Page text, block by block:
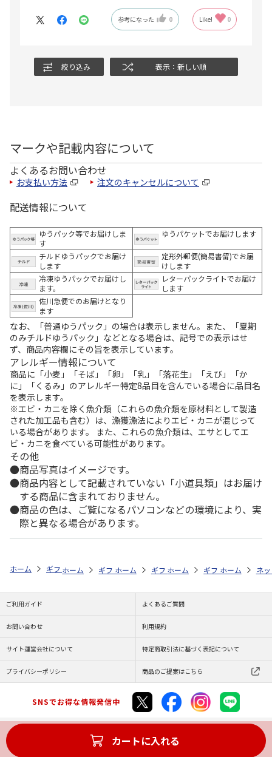
参考になった 0 Like! 0
絞り込み 表示：新しい順
マークや記載内容について
よくあるお問い合わせ
お支払い方法 注文のキャンセルについて
配送情報について
ゆうパック等でお届けしま
す
ゆうパケットでお届けします
チルドゆうパックでお届け
します
定形外郵便(簡易書留)でお届
けします
冷凍ゆうパックでお届けし
ます。
レターパックライトでお届け
します
佐川急便でのお届けとなり
ます
なお、「普通ゆうパック」の場合は表示しません。また、「夏期
のみチルドゆうパック」などとなる場合は、記号での表示はせ
ず、商品内容欄にその旨を表示しています。
アレルギー情報について
商品に「小麦」「そば」「卵」「乳」「落花生」「えび」「か
に」「くるみ」のアレルギー特定8品目を含んでいる場合に品目名
を表示します。
※エビ・カニを除く魚介類（これらの魚介類を原材料として製造
された加工品も含む）は、漁獲漁法によりエビ・カニが混じって
いる場合があります。 また、これらの魚介類は、エサとしてエ
ビ・カニを食べている可能性があります。
その他
商品写真はイメージです。
商品内容として記載されていない「小道具類」はお届け
する商品に含まれておりません。
商品の色は、ご覧になるパソコンなどの環境により、実
際と異なる場合があります。
カートに入れる
ホーム ギフト通販 内祝い・お返し 法要・香典返し 有明海産＆
ホーム ギフト通販 内祝い・お返し 法要・香典返し
ホーム ギフト通販 お祝い・贈りもの
ホーム ギフト通販 商
ホーム ネ
ご利用ガイド よくあるご質問
お問い合わせ 利用規約
サイト運営会社について 特定商取引法に基づく表記について
プライバシーポリシー 商品のご提案はこちら
SNSでお得な情報発信中
Copyright (C) JAPAN POST Co.,Ltd. All Rights Reserved.